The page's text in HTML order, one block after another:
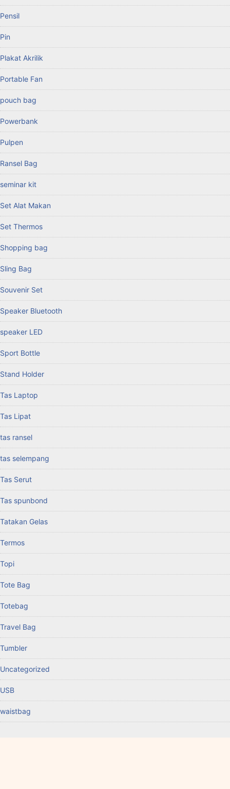
Pensil
Pin
Plakat Akrilik
Portable Fan
pouch bag
Powerbank
Pulpen
Ransel Bag
seminar kit
Set Alat Makan
Set Thermos
Shopping bag
Sling Bag
Souvenir Set
Speaker Bluetooth
speaker LED
Sport Bottle
Stand Holder
Tas Laptop
Tas Lipat
tas ransel
tas selempang
Tas Serut
Tas spunbond
Tatakan Gelas
Termos
Topi
Tote Bag
Totebag
Travel Bag
Tumbler
Uncategorized
USB
waistbag